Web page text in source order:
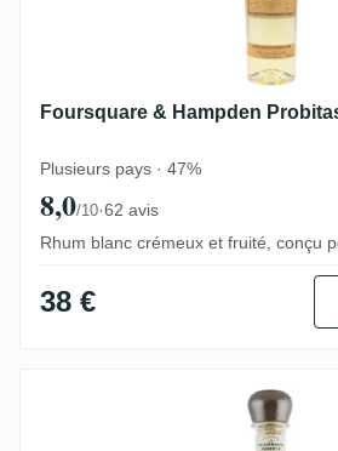
Foursquare & Hampden
Plusieurs pays · 47%
8,0/10·62 avis
Rhum blanc crémeux et fruité, conçu
38 €
Chairman's Reserve 1931